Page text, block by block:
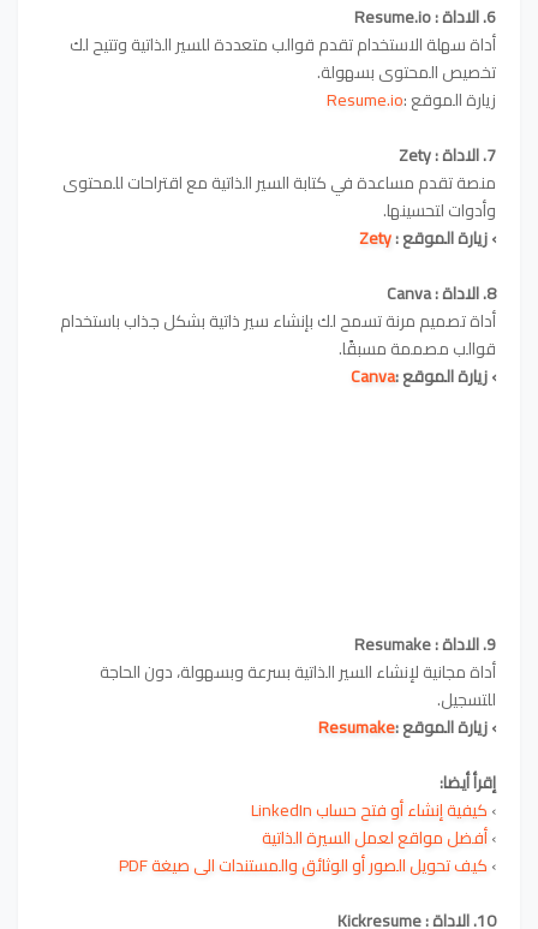
6. الاداة : Resume.io
أداة سهلة الاستخدام تقدم قوالب متعددة للسير الذاتية وتتيح لك
تخصيص المحتوى بسهولة.
زيارة الموقع :Resume.io
7. الاداة :
منصة تقدم مساعدة في كتابة السير الذاتية مع اقتراحات للمحتوى
وأدوات لتحسينها.
›زيارة الموقع :Zety
8. الاداة :Canva
أداة تصميم مرنة تسمح لك بإنشاء سير ذاتية بشكل جذاب باستخدام
قوالب مصممة مسبقًا.
›زيارة الموقع :Canva
9. الاداة :
أداة مجانية لإنشاء السير الذاتية بسرعة وبسهولة، دون الحاجة
للتسجيل.
›زيارة الموقع :Resumake
إقرأ أيضا:
›كيفية إنشاء أو فتح حساب LinkedIn
›أفضل مواقع لعمل السيرة الذاتية
›كيف تحويل الصور أو الوثائق والمستندات الى صيغة PDF
10. الاداة :